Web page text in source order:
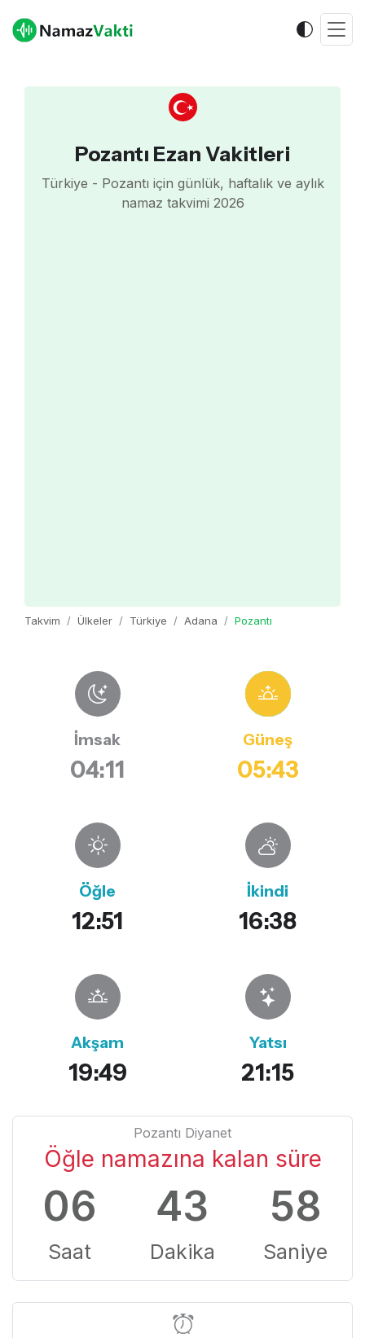
Pozantı Ezan Vakitleri
Türkiye - Pozantı için günlük, haftalık ve aylık
namaz takvimi 2026
Takvim Ülkeler Türkiye Adana Pozantı
İmsak
04:11
Güneş
05:43
Öğle
12:51
İkindi
16:38
Akşam
19:49
Yatsı
21:15
Pozantı Diyanet
Öğle namazına kalan süre
06
Saat
43
Dakika
58
Saniye